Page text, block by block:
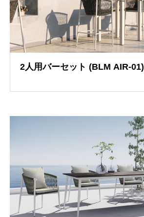
2人用バーセット (BLM AIR-01)